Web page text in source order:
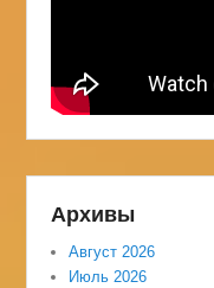
Архивы
Август 2026
Июль 2026